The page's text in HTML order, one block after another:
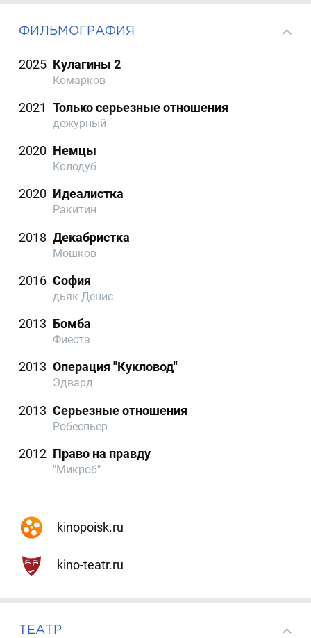
ФИЛЬМОГРАФИЯ
2025 Кулагины 2
Комарков
2021 Только серьезные отношения
дежурный
2020 Немцы
Колодуб
2020 Идеалистка
Ракитин
2018 Декабристка
Мошков
2016 София
дьяк Денис
2013 Бомба
Фиеста
2013 Операция "Кукловод"
Эдвард
2013 Серьезные отношения
Робеспьер
2012 Право на правду
"Микроб"
kinopoisk.ru
kino-teatr.ru
ТЕАТР